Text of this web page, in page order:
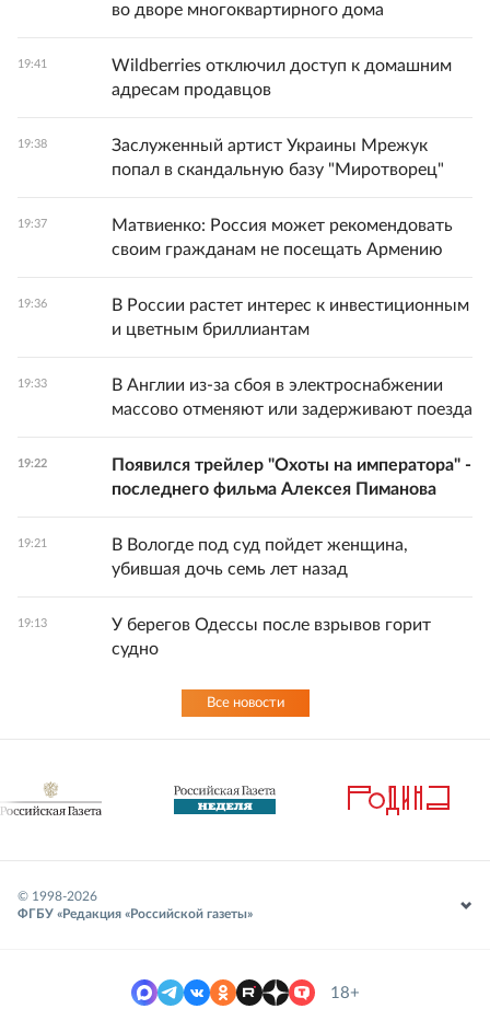
во дворе многоквартирного дома
19:41
Wildberries отключил доступ к домашним
адресам продавцов
19:38
Заслуженный артист Украины Мрежук
попал в скандальную базу "Миротворец"
19:37
Матвиенко: Россия может рекомендовать
своим гражданам не посещать Армению
19:36
В России растет интерес к инвестиционным
и цветным бриллиантам
19:33
В Англии из-за сбоя в электроснабжении
массово отменяют или задерживают поезда
19:22
Появился трейлер "Охоты на императора" -
последнего фильма Алексея Пиманова
19:21
В Вологде под суд пойдет женщина,
убившая дочь семь лет назад
19:13
У берегов Одессы после взрывов горит
судно
Все новости
© 1998-2026
ФГБУ «Редакция «Российской газеты»
18+